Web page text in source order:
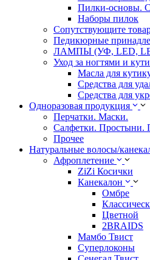
Пилки-основы.
Наборы пилок
Сопутствующите
Педикюрные
ЛАМПЫ (УФ, LED,
Уход за ногтями и
Масла для
Средства для
Средства для
Одноразовая продукция
Перчатки. Маски.
Салфетки. Простыни.
Прочее
Натуральные волосы/
Афроплетение
ZiZi Косички
Канекалон
Омбре
Цветной
2BRAIDS
Мамбо Твист
Суперлоконы